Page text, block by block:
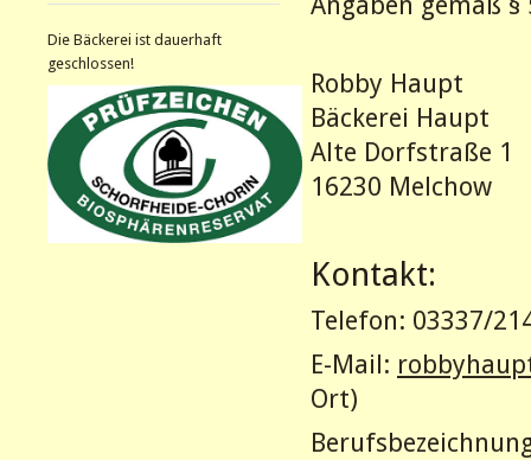
Die Bäckerei ist dauerhaft
geschlossen!
Robby Haupt
Bäckerei Haupt
Alte Dorfstraße 1
16230 Melchow
Kontakt:
Telefon: 03337/
E-Mail:
Ort)